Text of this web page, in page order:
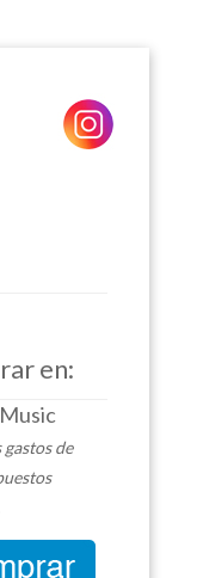
en:
gastos de